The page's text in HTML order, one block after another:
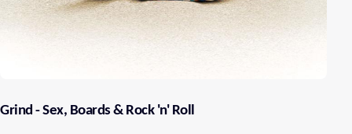
Grind - Sex, Boards & Rock 'n' Roll